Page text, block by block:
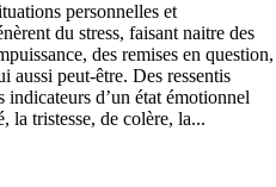
personnelles et
du stress, faisant naitre des
des remises en question,
aussi peut-être. Des ressentis
indicateurs d’un état émotionnel
la tristesse, de colère, la...